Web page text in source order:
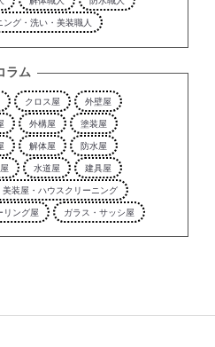
グ・洗い・美装職人
ラム
クロス屋
外壁屋
外構屋
塗装屋
解体屋
防水屋
水道屋
建具屋
美装屋・ハウスクリーニング
リング屋 ガラス・サッシ屋